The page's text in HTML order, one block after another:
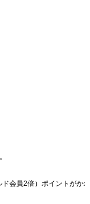
会員2倍）ポイントがか